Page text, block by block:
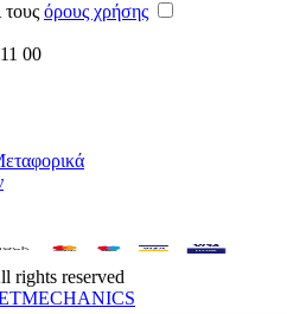
τους όρους χρήσης
00
rights reserved